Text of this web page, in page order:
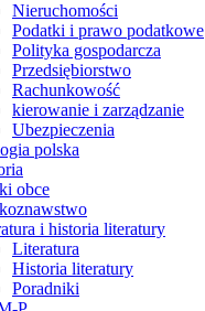
Nieruchomości
Podatki i prawo podatkowe
Polityka gospodarcza
Przedsiębiorstwo
Rachunkowość
kierowanie i zarządzanie
Ubezpieczenia
polska
obce
i historia literatury
Literatura
Historia literatury
Poradniki